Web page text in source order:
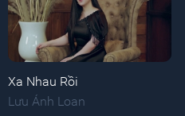
Xa Nhau Rồi
Lưu Ánh Loan